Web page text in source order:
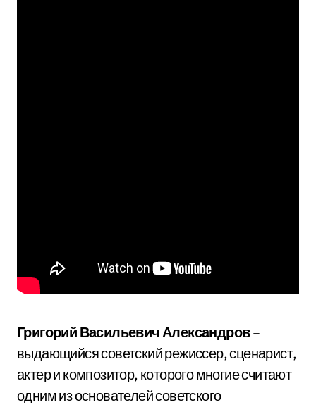
Григорий Васильевич Александров–
выдающийся советский режиссер, сценарист,
актер и композитор, которого многие считают
одним из основателей советского